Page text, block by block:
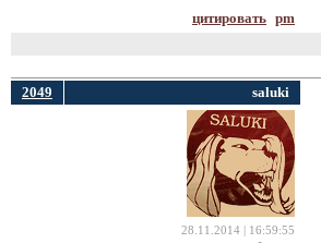
цитировать pm
2049 saluki
28.11.2014 | 16:59:55